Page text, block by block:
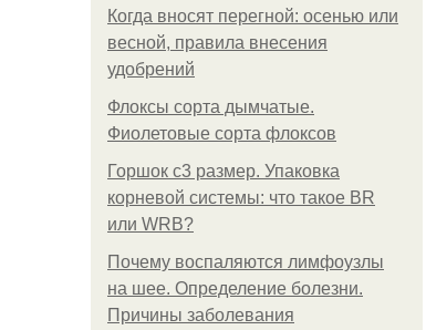
Когда вносят перегной: осенью или
весной, правила внесения
удобрений
Флоксы сорта дымчатые.
Фиолетовые сорта флоксов
Горшок с3 размер. Упаковка
корневой системы: что такое BR
или WRB?
Почему воспаляются лимфоузлы
на шее. Определение болезни.
Причины заболевания